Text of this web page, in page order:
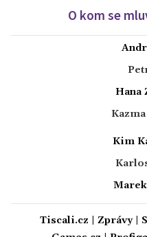
O kom se
Hana
Kim
Tiscali.cz Zprávy|